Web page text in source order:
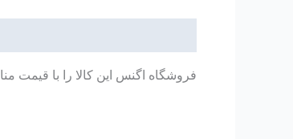
فروشگاه اگنس این کالا را با قیمت